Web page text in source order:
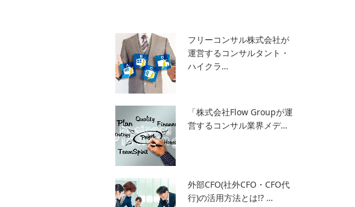
フリーコンサル株式会社が
運営するコンサルタント・
ハイクラ…
「株式会社Flow Groupが運
営するコンサル業界メデ…
外部CFO(社外CFO・CFO代
行)の活用方法とは!? …